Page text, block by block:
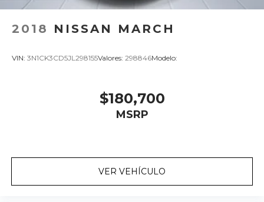
2018 NISSAN MARCH
VIN: 3N1CK3CD5JL298155Valores: 298846Modelo:
$180,700
MSRP
VER VEHÍCULO